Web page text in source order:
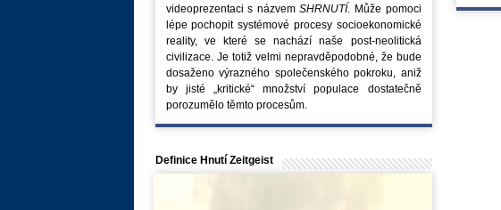
videoprezentaci s názvemSHRNUTÍ. Může pomoci
lépe pochopit systémové procesy socioekonomické
reality, ve které se nachází naše post-neolitická
civilizace. Je totiž velmi nepravděpodobné, že bude
dosaženo výrazného společenského pokroku, aniž
by jisté „kritické“ množství populace dostatečně
porozumělo těmto procesům.
Definice Hnutí Zeitgeist